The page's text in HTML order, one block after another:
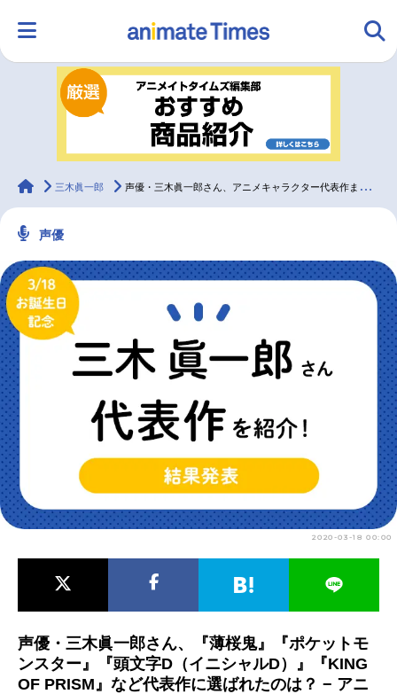
ランキング アニメ
ラジオ
2.5次元 配信・Vtuber
最新記事一覧
アニメ映画一覧 実写化映画一覧
今期アニメ曜日別一覧
春アニメ
男性声優/女性声優一覧
animateTimes
三木眞一郎 声優・三木眞一郎さん、アニメキャラクター代表作まとめ（2020年版）
声優
2020-03-18 00:00
声優・三木眞一郎さん、『薄桜鬼』『ポケットモ
ンスター』『頭文字D（イニシャルD）』『KING
OF PRISM』など代表作に選ばれたのは？ − アニ